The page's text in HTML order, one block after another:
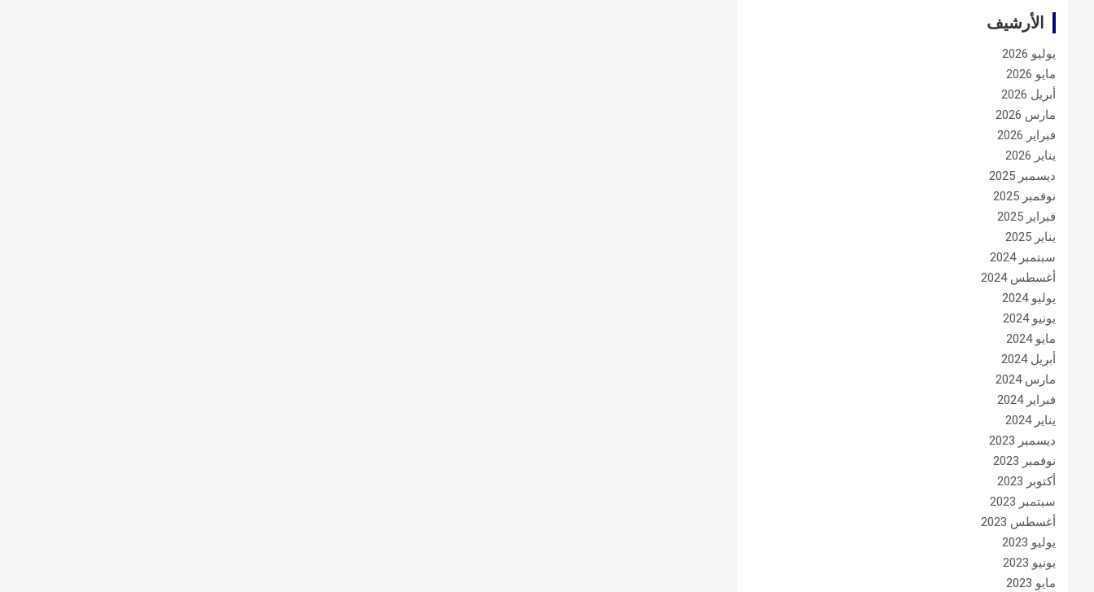
الأرشيف
يوليو 2026
مايو 2026
أبريل 2026
مارس 2026
فبراير 2026
يناير 2026
ديسمبر 2025
نوفمبر 2025
فبراير 2025
يناير 2025
سبتمبر 2024
أغسطس 2024
يوليو 2024
يونيو 2024
مايو 2024
أبريل 2024
مارس 2024
فبراير 2024
يناير 2024
ديسمبر 2023
نوفمبر 2023
أكتوبر 2023
سبتمبر 2023
أغسطس 2023
يوليو 2023
يونيو 2023
مايو 2023